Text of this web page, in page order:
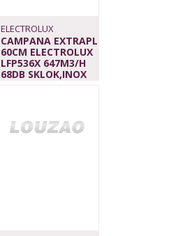
ELECTROLUX
CAMPANA EXTRAPL
60CM ELECTROLUX
LFP536X 647M3/H
68DB SKLOK,INOX